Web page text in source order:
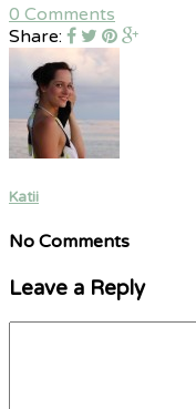
0 Comments
Share:
Katii
No Comments
Leave a Reply